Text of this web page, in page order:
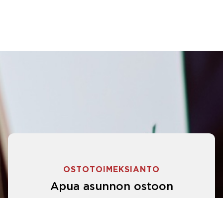
OSTOTOIMEKSIANTO
Apua asunnon ostoon